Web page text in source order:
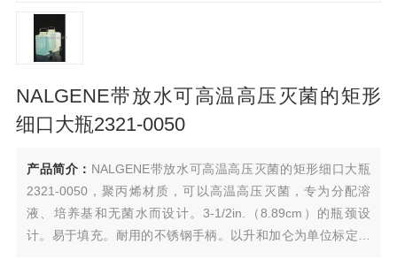
NALGENE带放水可高温高压灭菌的矩形
细口大瓶2321-0050
产品简介： NALGENE带放水可高温高压灭菌的矩形细口大瓶
2321-0050，聚丙烯材质，可以高温高压灭菌，专为分配溶
液、培养基和无菌水而设计。3-1/2in.（8.89cm）的瓶颈设
计。易于填充。耐用的不锈钢手柄。以升和加仑为单位标定刻